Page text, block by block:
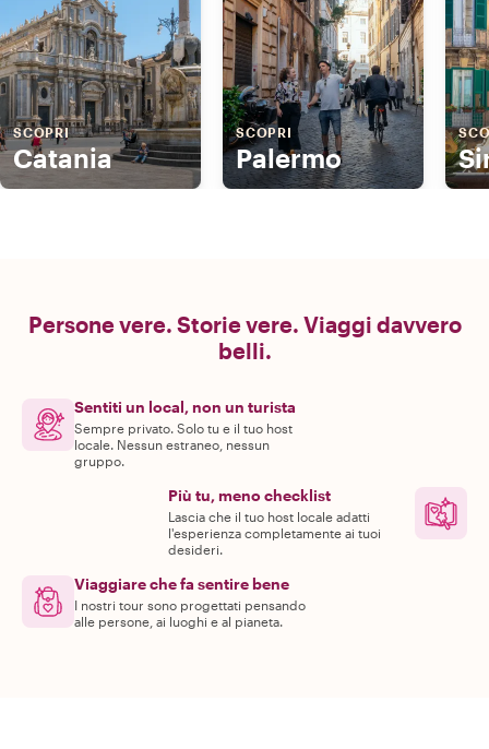
SCOPRI
Catania
SCOPRI
Palermo
Persone vere. Storie vere. Viaggi davvero
belli.
Sentiti un local, non un turista
Sempre privato. Solo tu e il tuo host
locale. Nessun estraneo, nessun
gruppo.
Più tu, meno checklist
Lascia che il tuo host locale adatti
l'esperienza completamente ai tuoi
desideri.
Viaggiare che fa sentire bene
I nostri tour sono progettati pensando
alle persone, ai luoghi e al pianeta.